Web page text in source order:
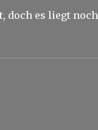
doch es liegt noch